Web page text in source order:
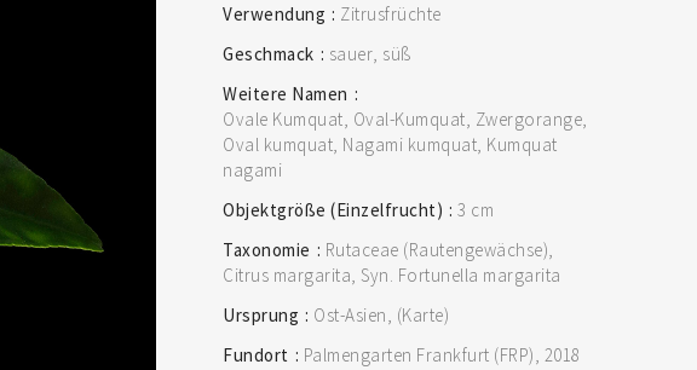
Verwendung
Zitrusfrüchte
Geschmack
sauer süß
Weitere Namen
Ovale Kumquat, Oval-Kumquat, Zwergorange,
Oval kumquat, Nagami kumquat, Kumquat
nagami
Objektgröße (Einzelfrucht)
3 cm
Taxonomie
Rutaceae (Rautengewächse)
Citrus margarita, Syn. Fortunella margarita
Ursprung
Ost-Asien (Karte)
Fundort
Palmengarten Frankfurt (FRP) 2018